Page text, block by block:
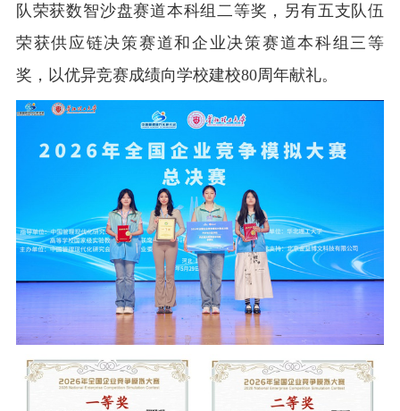
队荣获数智沙盘赛道本科组二等奖，另有五支队伍
荣获供应链决策赛道和企业决策赛道本科组三等
奖，以优异竞赛成绩向学校建校80周年献礼。